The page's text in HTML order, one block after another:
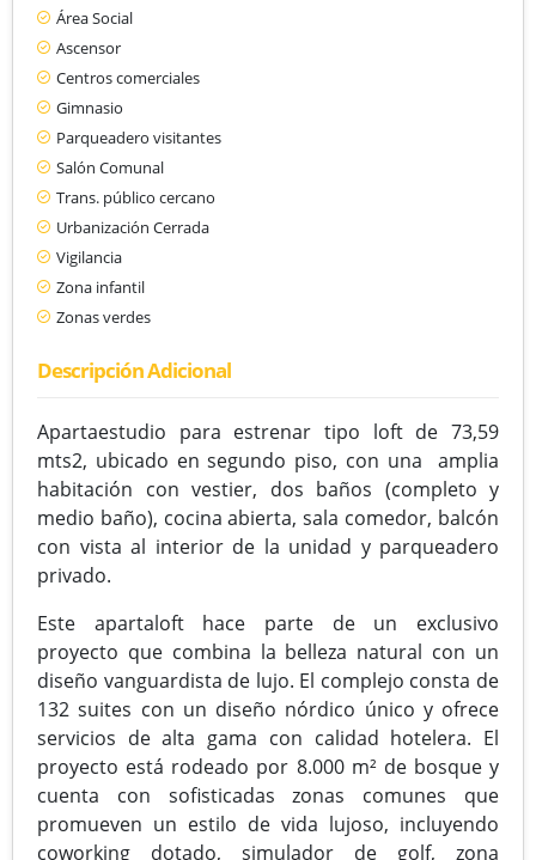
Área Social
Ascensor
Centros comerciales
Gimnasio
Parqueadero visitantes
Salón Comunal
Trans. público cercano
Urbanización Cerrada
Vigilancia
Zona infantil
Zonas verdes
Descripción Adicional
Apartaestudio para estrenar tipo loft de 73,59
mts2, ubicado en segundo piso, con una amplia
habitación con vestier, dos baños (completo y
medio baño), cocina abierta, sala comedor, balcón
con vista al interior de la unidad y parqueadero
privado.
Este apartaloft hace parte de un exclusivo
proyecto que combina la belleza natural con un
diseño vanguardista de lujo. El complejo consta de
132 suites con un diseño nórdico único y ofrece
servicios de alta gama con calidad hotelera. El
proyecto está rodeado por 8.000 m² de bosque y
cuenta con sofisticadas zonas comunes que
promueven un estilo de vida lujoso, incluyendo
coworking dotado, simulador de golf, zona